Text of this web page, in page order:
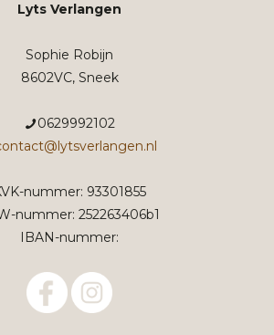
Lyts Verlangen
Sophie Robijn
8602VC, Sneek
0629992102
nummer: 93301855
nummer: 252263406b1
IBAN-nummer: